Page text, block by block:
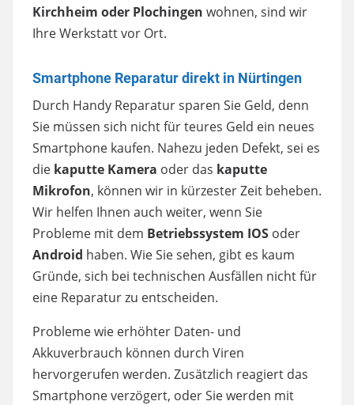
Kirchheim oder Plochingen wohnen, sind wir
Ihre Werkstatt vor Ort.
Smartphone Reparatur direkt in Nürtingen
Durch Handy Reparatur sparen Sie Geld, denn
Sie müssen sich nicht für teures Geld ein neues
Smartphone kaufen. Nahezu jeden Defekt, sei es
die kaputte Kamera oder das kaputte
Mikrofon, können wir in kürzester Zeit beheben.
Wir helfen Ihnen auch weiter, wenn Sie
Probleme mit dem Betriebssystem IOS oder
Android haben. Wie Sie sehen, gibt es kaum
Gründe, sich bei technischen Ausfällen nicht für
eine Reparatur zu entscheiden.
Probleme wie erhöhter Daten- und
Akkuverbrauch können durch Viren
hervorgerufen werden. Zusätzlich reagiert das
Smartphone verzögert, oder Sie werden mit